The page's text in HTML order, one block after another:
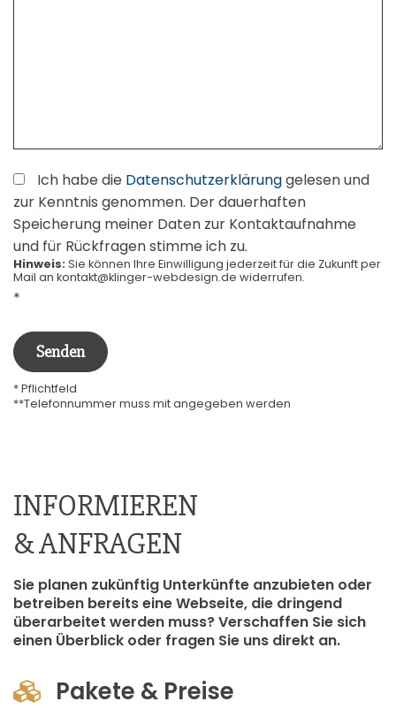
Ich habe die Datenschutzerklärunggelesen und
zur Kenntnis genommen. Der dauerhaften
Speicherung meiner Daten zur Kontaktaufnahme
und für Rückfragen stimme ich zu.
Hinweis: Sie können Ihre Einwilligung jederzeit für die Zukunft per
Mail an kontakt@klinger-webdesign.de widerrufen.
*
* Pflichtfeld
**Telefonnummer muss mit angegeben werden
INFORMIEREN
& ANFRAGEN
Sie planen zukünftig Unterkünfte anzubieten oder
betreiben bereits eine Webseite, die dringend
überarbeitet werden muss? Verschaffen Sie sich
einen Überblick oder fragen Sie uns direkt an.
Pakete & Preise